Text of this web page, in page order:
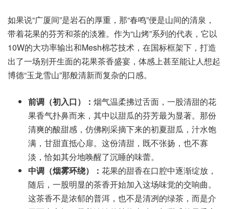
如果说“广厦间”是岩石的厚重，那“春鸣”便是山间的清泉，
带着花果的芬芳和茶的淡雅。作为“山烤”系列的代表，它以
10W的大功率输出和Mesh棉芯技术，在国标框架下，打造
出了一场别开生面的花果茶香盛宴，体感上甚至能让人想起
博德“玉龙雪山”那般清新而复杂的口感。
前调（初入口）： 烟气温柔拂过舌面，一股清甜的花
果香气扑鼻而来，其中以甜瓜的芬芳最为显著。那份
清爽的酸甜感，仿佛刚采摘下来的初夏甜瓜，汁水饱
满，甘甜直抵心扉。这份清甜，既不张扬，也不寡
淡，恰如其分地唤醒了沉睡的味蕾。
中调（烟雾环绕）： 花果的甜香在口腔中逐渐绽放，
随后，一股明显的茶香开始加入这场味觉的交响曲。
这茶香不是浓郁的普洱，也不是清冽的绿茶，而是介